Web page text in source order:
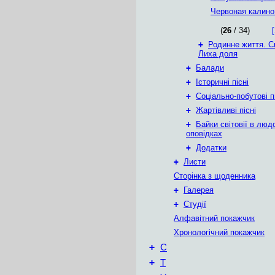
Червоная
(26 / 34)
+
Родинне життя.
Лиха доля
+
Балади
+
Історичні пісні
+ Соціально-побутові
+ Жартівливі пісні
+
Байки світовії в
оповідках
+ Додатки
+ Листи
Сторінка з щоденника
+
Галерея
+ Студії
Алфавітний покажчик
Хронологічний покажчик
+ С
+ Т